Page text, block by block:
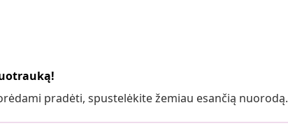
pradėti, spustelėkite žemiau esančią nuorodą.